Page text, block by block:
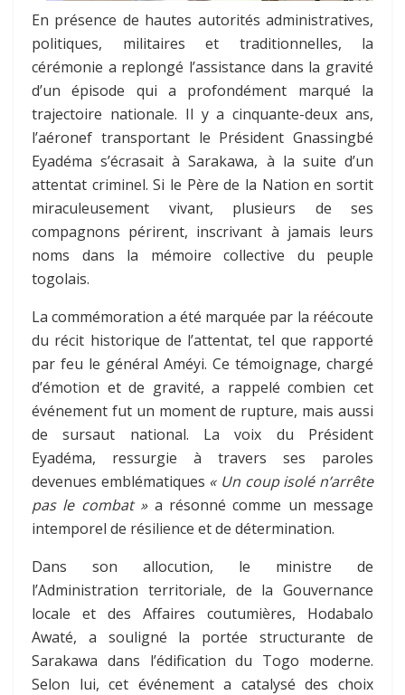
En présence de hautes autorités administratives,
politiques, militaires et traditionnelles, la
cérémonie a replongé l’assistance dans la gravité
d’un épisode qui a profondément marqué la
trajectoire nationale. Il y a cinquante-deux ans,
l’aéronef transportant le Président Gnassingbé
Eyadéma s’écrasait à Sarakawa, à la suite d’un
attentat criminel. Si le Père de la Nation en sortit
miraculeusement vivant, plusieurs de ses
compagnons périrent, inscrivant à jamais leurs
noms dans la mémoire collective du peuple
togolais.
La commémoration a été marquée par la réécoute
du récit historique de l’attentat, tel que rapporté
par feu le général Améyi. Ce témoignage, chargé
d’émotion et de gravité, a rappelé combien cet
événement fut un moment de rupture, mais aussi
de sursaut national. La voix du Président
Eyadéma, ressurgie à travers ses paroles
devenues emblématiques « Un coup isolé n’arrête
pas le combat »a résonné comme un message
intemporel de résilience et de détermination.
Dans son allocution, le ministre de
l’Administration territoriale, de la Gouvernance
locale et des Affaires coutumières, Hodabalo
Awaté, a souligné la portée structurante de
Sarakawa dans l’édification du Togo moderne.
Selon lui, cet événement a catalysé des choix